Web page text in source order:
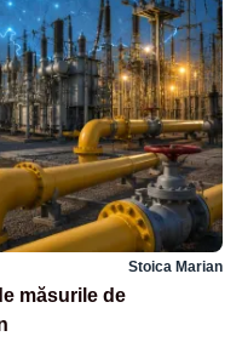
Stoica Marian
măsurile de